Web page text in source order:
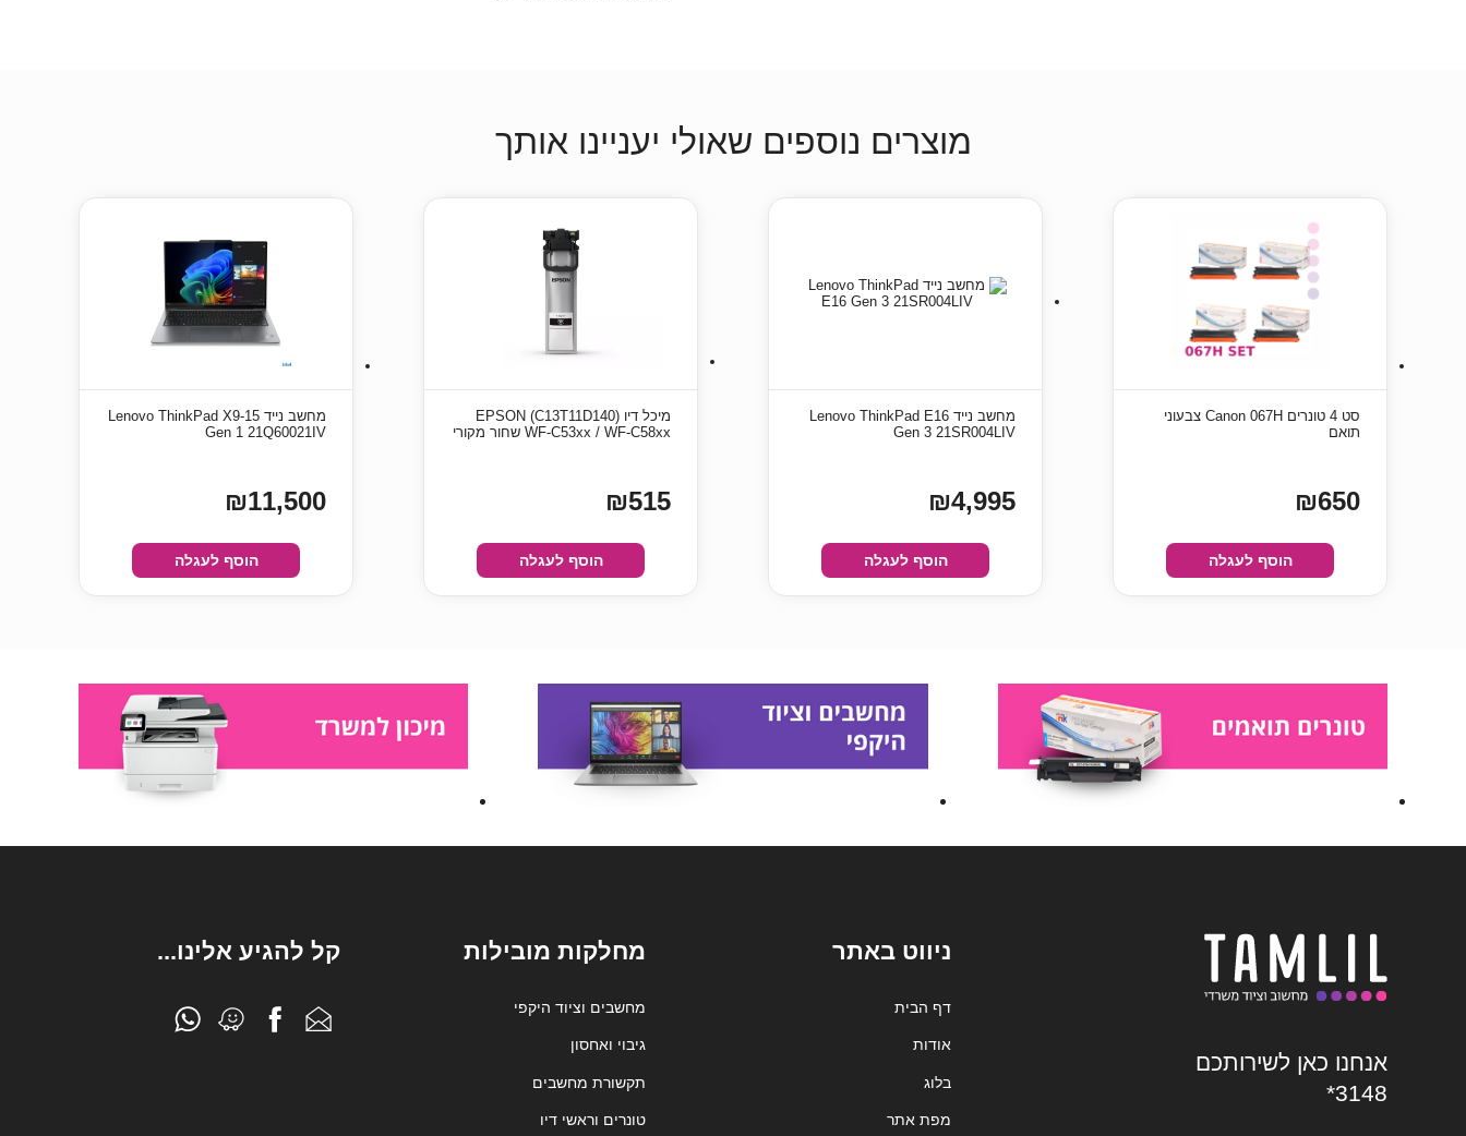
מוצרים נוספים שאולי יעניינו אותך
סט 4 ‏טונרים Canon 067H צבעוני
תואם
₪650
הוסף לעגלה
מחשב נייד Lenovo ThinkPad E16
Gen 3 21SR004LIV
₪4,995
הוסף לעגלה
מיכל דיו (C13T11D140) EPSON
WF-C53xx / WF-C58xx שחור מקורי
₪515
הוסף לעגלה
מחשב נייד Lenovo ThinkPad X9-15
Gen 1 21Q60021IV
₪11,500
הוסף לעגלה
אנחנו כאן לשירותכם
*3148
ניווט באתר
דף הבית
אודות
בלוג
מפת אתר
מחלקות מובילות
מחשבים וציוד היקפי
גיבוי ואחסון
תקשורת מחשבים
טונרים וראשי דיו
קל להגיע אלינו...